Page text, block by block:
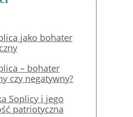
jako bohater
– bohater
czy negatywny?
Soplicy i jego
patriotyczna